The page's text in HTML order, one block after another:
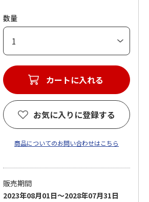
数量
カートに入れる
お気に入りに登録する
商品についてのお問い合わせはこちら
販売期間
2023年08月01日～2028年07月31日